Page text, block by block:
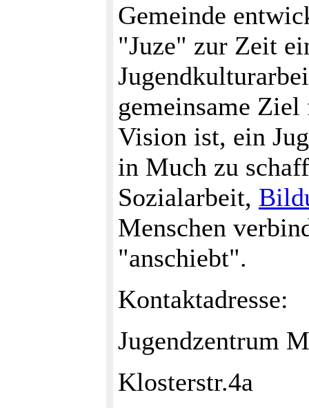
Gemeinde
"Juze" zur Zeit
gemeinsame
Vision ist, ein
in Much zu
Sozialarbeit,
Menschen
"anschiebt".
Kontaktadresse:
Jugendzentrum
Klosterstr.4a